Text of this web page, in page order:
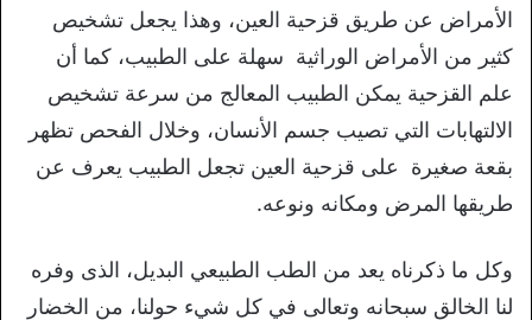
الأمراض عن طريق قزحية العين، وهذا يجعل تشخيص
كثير من الأمراض الوراثية سهلة على الطبيب، كما أن
علم القزحية يمكن الطبيب المعالج من سرعة تشخيص
الالتهابات التي تصيب جسم الأنسان، وخلال الفحص تظهر
بقعة صغيرة على قزحية العين تجعل الطبيب يعرف عن
طريقها المرض ومكانه ونوعه.
وكل ما ذكرناه يعد من الطب الطبيعي البديل، الذى وفره
لنا الخالق سبحانه وتعالى في كل شيء حولنا، من الخضار